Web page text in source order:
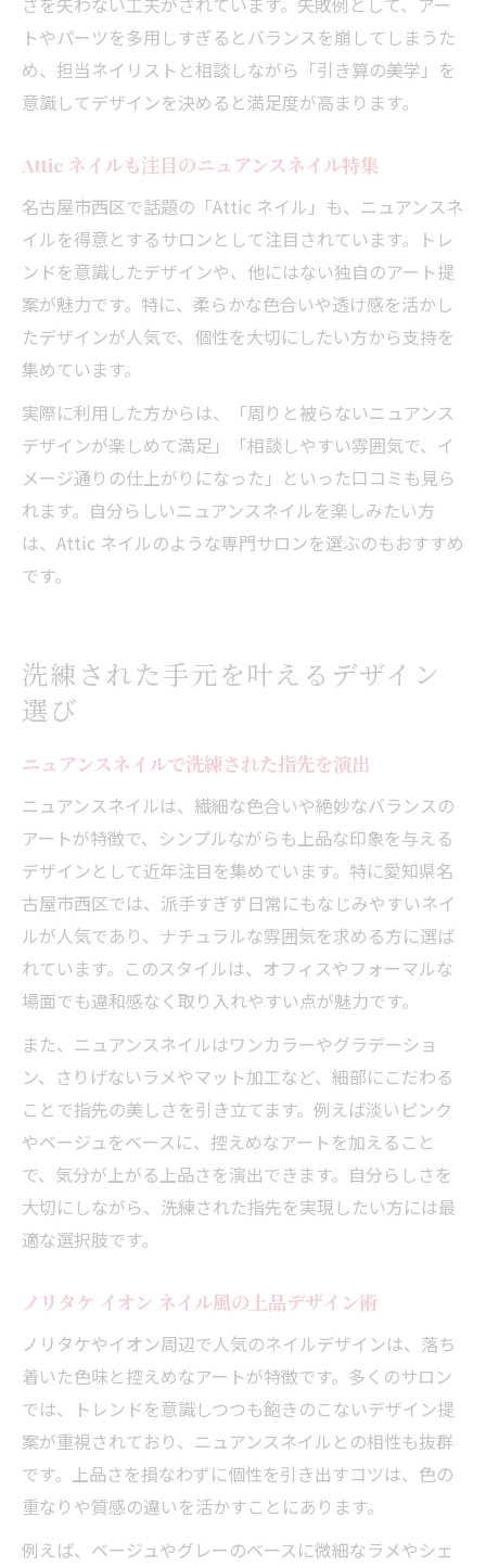
トやパーツを多用しすぎるとバランスを崩してしまうた
め、担当ネイリストと相談しながら「引き算の美学」を
意識してデザインを決めると満足度が高まります。
Attic ネイルも注目のニュアンスネイル特集
名古屋市西区で話題の「Attic ネイル」も、ニュアンスネ
イルを得意とするサロンとして注目されています。トレ
ンドを意識したデザインや、他にはない独自のアート提
案が魅力です。特に、柔らかな色合いや透け感を活かし
たデザインが人気で、個性を大切にしたい方から支持を
集めています。
実際に利用した方からは、「周りと被らないニュアンス
デザインが楽しめて満足」「相談しやすい雰囲気で、イ
メージ通りの仕上がりになった」といった口コミも見ら
れます。自分らしいニュアンスネイルを楽しみたい方
は、Attic ネイルのような専門サロンを選ぶのもおすすめ
です。
洗練された手元を叶えるデザイン
選び
ニュアンスネイルで洗練された指先を演出
ニュアンスネイルは、繊細な色合いや絶妙なバランスの
アートが特徴で、シンプルながらも上品な印象を与える
デザインとして近年注目を集めています。特に愛知県名
古屋市西区では、派手すぎず日常にもなじみやすいネイ
ルが人気であり、ナチュラルな雰囲気を求める方に選ば
れています。このスタイルは、オフィスやフォーマルな
場面でも違和感なく取り入れやすい点が魅力です。
また、ニュアンスネイルはワンカラーやグラデーショ
ン、さりげないラメやマット加工など、細部にこだわる
ことで指先の美しさを引き立てます。例えば淡いピンク
やベージュをベースに、控えめなアートを加えること
で、気分が上がる上品さを演出できます。自分らしさを
大切にしながら、洗練された指先を実現したい方には最
適な選択肢です。
ノリタケ イオン ネイル風の上品デザイン術
ノリタケやイオン周辺で人気のネイルデザインは、落ち
着いた色味と控えめなアートが特徴です。多くのサロン
では、トレンドを意識しつつも飽きのこないデザイン提
案が重視されており、ニュアンスネイルとの相性も抜群
です。上品さを損なわずに個性を引き出すコツは、色の
重なりや質感の違いを活かすことにあります。
例えば、ベージュやグレーのベースに微細なラメやシェ